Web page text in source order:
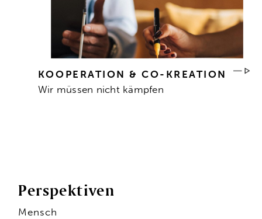
KOOPERATION & CO-KREATION
Wir müssen nicht kämpfen
Perspektiven
Mensch